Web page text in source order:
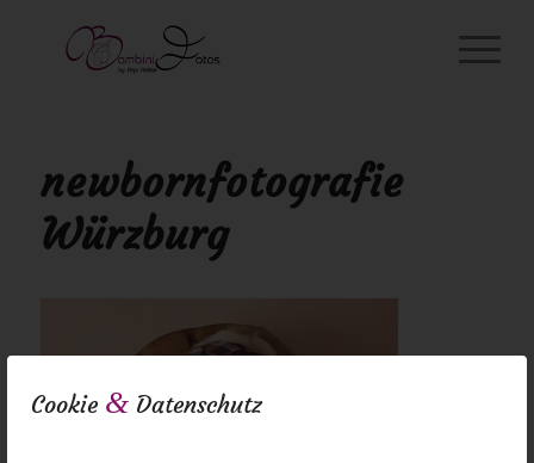
Cookie & Datenschutz
newbornfotografie
Würzburg